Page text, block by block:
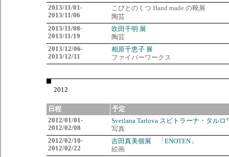
2013/11/01-
2013/11/06
こびとのくつ Hand made の靴展
陶芸
2013/11/08-
2013/11/19
吹田千明 展
陶芸
2013/12/06-
2013/12/11
相原千恵子 展
ファイバーワークス
2012
日程
予定
2012/01/01-
2012/02/08
Svetlana Tarlova スビトラーナ・タルロ
写真
2012/02/10-
2012/02/22
吉田真美個展 「ENOTEN」
絵画